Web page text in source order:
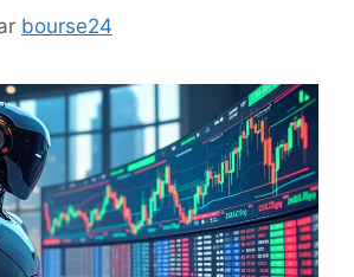
bourse24